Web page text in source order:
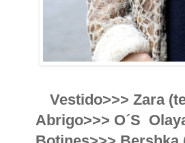
Vestido>>> Zara
Abrigo>>> O´S